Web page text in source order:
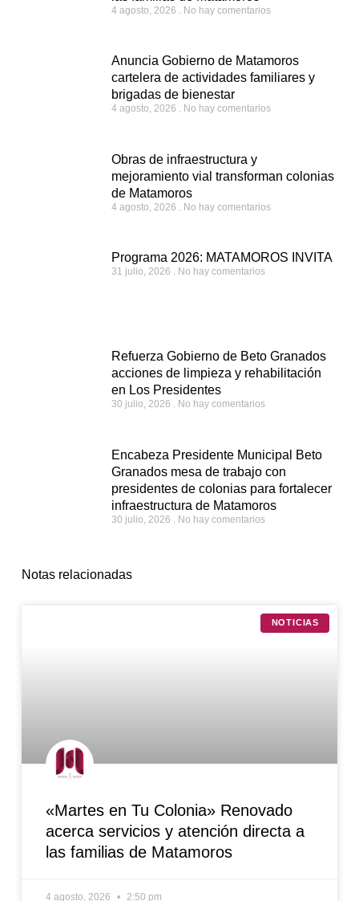
4 agosto, 2026 No hay comentarios
Anuncia Gobierno de Matamoros
cartelera de actividades familiares y
brigadas de bienestar
4 agosto, 2026 No hay comentarios
Obras de infraestructura y
mejoramiento vial transforman colonias
de Matamoros
4 agosto, 2026 No hay comentarios
Programa 2026: MATAMOROS INVITA
31 julio, 2026 No hay comentarios
Refuerza Gobierno de Beto Granados
acciones de limpieza y rehabilitación
en Los Presidentes
30 julio, 2026 No hay comentarios
Encabeza Presidente Municipal Beto
Granados mesa de trabajo con
presidentes de colonias para fortalecer
infraestructura de Matamoros
30 julio, 2026 No hay comentarios
Notas relacionadas
NOTICIAS
«Martes en Tu Colonia» Renovado
acerca servicios y atención directa a
las familias de Matamoros
4 agosto, 2026 2:50 pm